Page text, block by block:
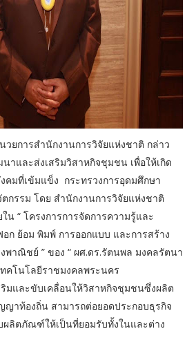
ยการสำนักงานการวิจัยแห่งชาติ กล่าว
าและส่งเสริมวิสาหกิจชุมชน เพื่อให้เกิด
คมที่เข้มแข็ง กระทรวงการอุดมศึกษา
กรรม โดย สำนักงานการวิจัยแห่งชาติ
“ โครงการการจัดการความรู้และ
ก ย้อม พิมพ์ การออกแบบ และการสร้าง
าณิชย์ ” ของ “ ผศ.ดร.รัตนพล มงคลรัตนา
คโนโลยีราชมงคลพระนคร
ริมและขับเคลื่อนให้วิสาหกิจชุมชนซึ่งผลิต
ญาท้องถิ่น สามารถต่อยอดประกอบธุรกิจ
ลิตภัณฑ์ให้เป็นที่ยอมรับทั้งในและต่าง